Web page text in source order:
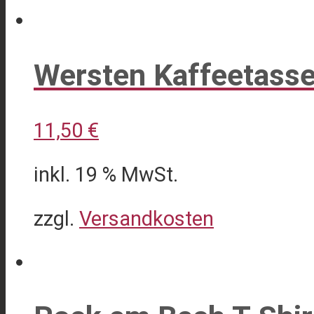
weist
mehrere
auf.
Die
Optionen
können
auf
gewählt
Wersten
11,50 €
inkl. 19 % MwSt.
zzgl. Versandkosten